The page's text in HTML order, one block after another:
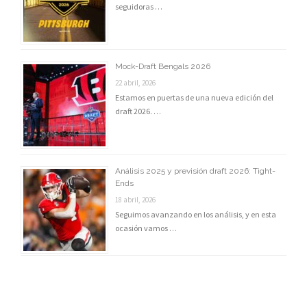
seguidoras …
Mock-Draft Bengals 2026
22 abril, 2026
Estamos en puertas de una nueva edición del
draft 2026. …
Análisis 2025 y previsión draft 2026: Tight-
Ends
18 abril, 2026
Seguimos avanzando en los análisis, y en esta
ocasión vamos …